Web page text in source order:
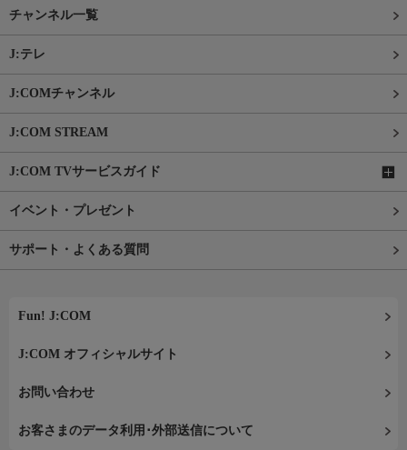
チャンネル一覧
J:テレ
J:COMチャンネル
J:COM STREAM
J:COM TVサービスガイド
イベント・プレゼント
サポート・よくある質問
Fun! J:COM
J:COM オフィシャルサイト
お問い合わせ
お客さまのデータ利用･外部送信について